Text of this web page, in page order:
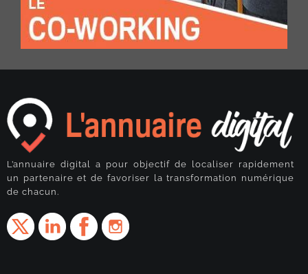
L’annuaire digital a pour objectif de localiser rapidement
un partenaire et de favoriser la transformation numérique
de chacun.